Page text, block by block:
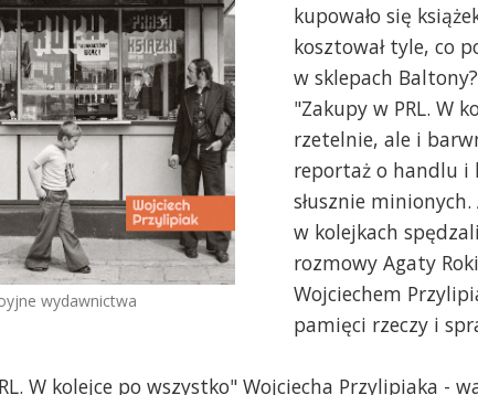
wydawnictwa
kupowało się
kosztował tyle, co
w sklepach Baltony?
"Zakupy w PRL. W
rzetelnie, ale i
reportaż o handlu i
słusznie
w kolejkach
rozmowy Agaty
Wojciechem
pamięci rzeczy i
W kolejce po wszystko" Wojciecha Przylipiaka -